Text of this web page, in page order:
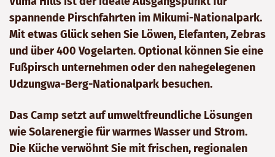
spannende Pirschfahrten im Mikumi-Nationalpark.
Mit etwas Glück sehen Sie Löwen, Elefanten, Zebras
und über 400 Vogelarten. Optional können Sie eine
Fußpirsch unternehmen oder den nahegelegenen
Udzungwa-Berg-Nationalpark besuchen.
Das Camp setzt auf umweltfreundliche Lösungen
wie Solarenergie für warmes Wasser und Strom.
Die Küche verwöhnt Sie mit frischen, regionalen